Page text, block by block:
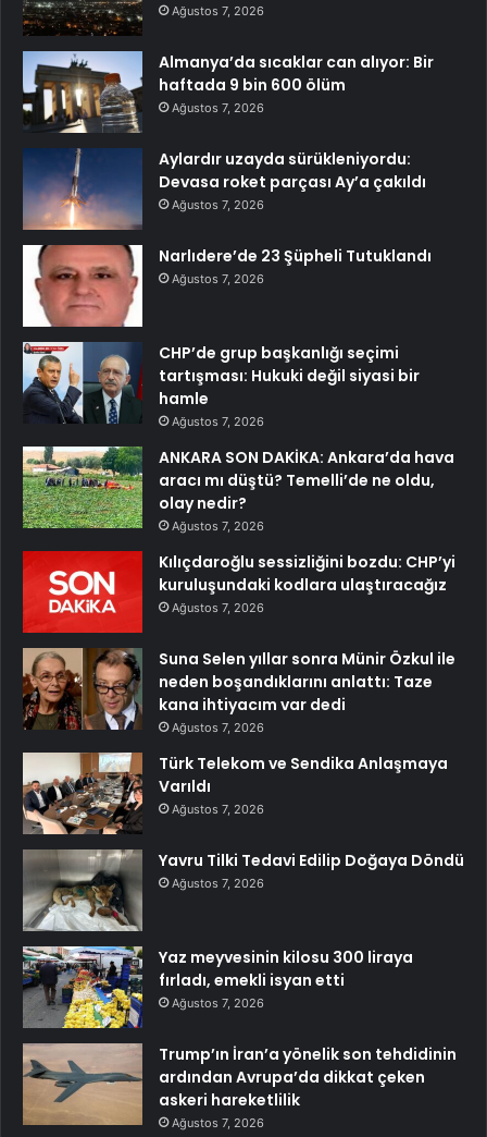
Ağustos 7, 2026
Almanya’da sıcaklar can alıyor: Bir
haftada 9 bin 600 ölüm
Ağustos 7, 2026
Aylardır uzayda sürükleniyordu:
Devasa roket parçası Ay’a çakıldı
Ağustos 7, 2026
Narlıdere’de 23 Şüpheli Tutuklandı
Ağustos 7, 2026
CHP’de grup başkanlığı seçimi
tartışması: Hukuki değil siyasi bir
hamle
Ağustos 7, 2026
ANKARA SON DAKİKA: Ankara’da hava
aracı mı düştü? Temelli’de ne oldu,
olay nedir?
Ağustos 7, 2026
Kılıçdaroğlu sessizliğini bozdu: CHP’yi
kuruluşundaki kodlara ulaştıracağız
Ağustos 7, 2026
Suna Selen yıllar sonra Münir Özkul ile
neden boşandıklarını anlattı: Taze
kana ihtiyacım var dedi
Ağustos 7, 2026
Türk Telekom ve Sendika Anlaşmaya
Varıldı
Ağustos 7, 2026
Yavru Tilki Tedavi Edilip Doğaya Döndü
Ağustos 7, 2026
Yaz meyvesinin kilosu 300 liraya
fırladı, emekli isyan etti
Ağustos 7, 2026
Trump’ın İran’a yönelik son tehdidinin
ardından Avrupa’da dikkat çeken
askeri hareketlilik
Ağustos 7, 2026